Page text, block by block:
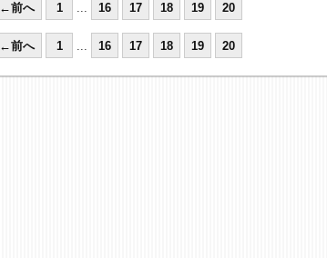
←前へ
1 ... 16 17 18 19 20
←前へ 1 ... 16 17 18 19 20